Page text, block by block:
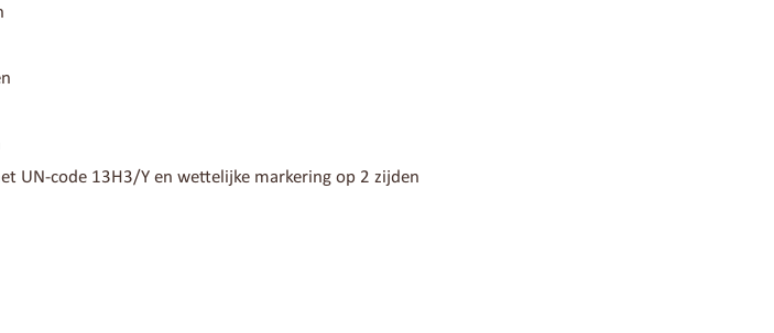
UN-code 13H3/Y en wettelijke markering op 2 zijden